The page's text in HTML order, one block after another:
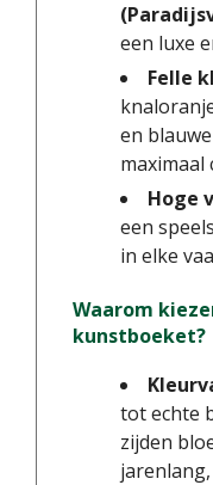
een luxe
Felle
en
maximaal
Hoge
een
in elke
Waarom
kunstboeket?
tot echte
zijden